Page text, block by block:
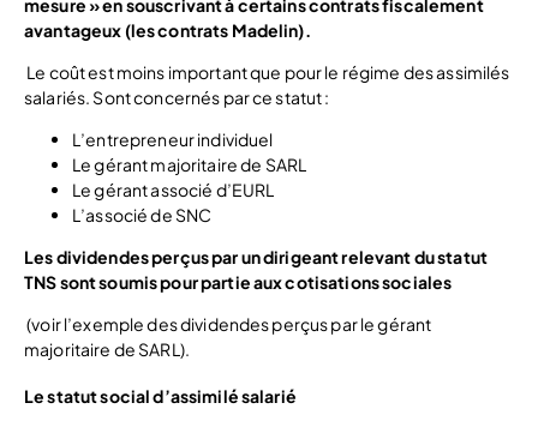
mesure » en souscrivant à certains contrats fiscalement
avantageux (les contrats Madelin).
Le coût est moins important que pour le régime des assimilés
salariés. Sont concernés par ce statut :
L’entrepreneur individuel
Le gérant majoritaire de SARL
Le gérant associé d’EURL
L’associé de SNC
Les dividendes perçus par un dirigeant relevant du statut
TNS sont soumis pour partie aux cotisations sociales
(voir l’exemple des dividendes perçus par le gérant
majoritaire de SARL).
Le statut social d’assimilé salarié